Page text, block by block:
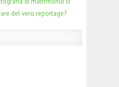
del vero reportage?